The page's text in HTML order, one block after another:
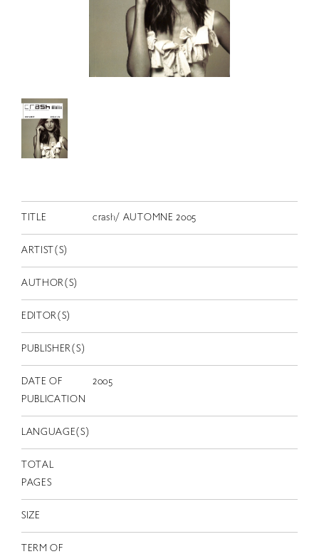
動画
スカラシップ受賞者
EN
TITLE crash/ AUTOMNE 2005
ARTIST(S)
AUTHOR(S)
EDITOR(S)
PUBLISHER(S)
DATE OF
PUBLICATION
2005
LANGUAGE(S)
TOTAL
PAGES
SIZE
TERM OF